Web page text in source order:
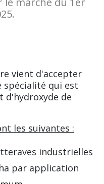
vient d'accepter
qui est
d'hydroxyde de
les suivantes :
industrielles
par application